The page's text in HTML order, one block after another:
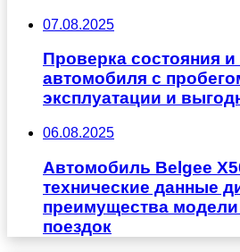
07.08.2025
Проверка состояния
автомобиля с
эксплуатации и
06.08.2025
Автомобиль Belgee
технические данные
преимущества модели
поездок